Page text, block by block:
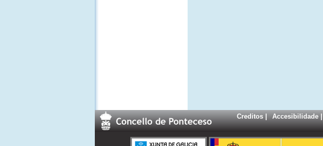
Creditos| Accesibilidade|